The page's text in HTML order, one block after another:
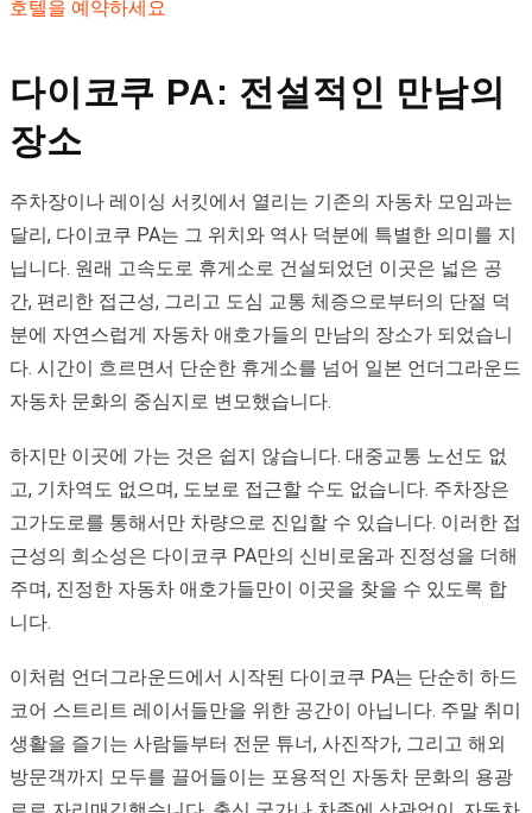
호텔을 예약하세요
다이코쿠 PA: 전설적인 만남의
장소
주차장이나 레이싱 서킷에서 열리는 기존의 자동차 모임과는
달리, 다이코쿠 PA는 그 위치와 역사 덕분에 특별한 의미를 지
닙니다. 원래 고속도로 휴게소로 건설되었던 이곳은 넓은 공
간, 편리한 접근성, 그리고 도심 교통 체증으로부터의 단절 덕
분에 자연스럽게 자동차 애호가들의 만남의 장소가 되었습니
다. 시간이 흐르면서 단순한 휴게소를 넘어 일본 언더그라운드
자동차 문화의 중심지로 변모했습니다.
하지만 이곳에 가는 것은 쉽지 않습니다. 대중교통 노선도 없
고, 기차역도 없으며, 도보로 접근할 수도 없습니다. 주차장은
고가도로를 통해서만 차량으로 진입할 수 있습니다. 이러한 접
근성의 희소성은 다이코쿠 PA만의 신비로움과 진정성을 더해
주며, 진정한 자동차 애호가들만이 이곳을 찾을 수 있도록 합
니다.
이처럼 언더그라운드에서 시작된 다이코쿠 PA는 단순히 하드
코어 스트리트 레이서들만을 위한 공간이 아닙니다. 주말 취미
생활을 즐기는 사람들부터 전문 튜너, 사진작가, 그리고 해외
방문객까지 모두를 끌어들이는 포용적인 자동차 문화의 용광